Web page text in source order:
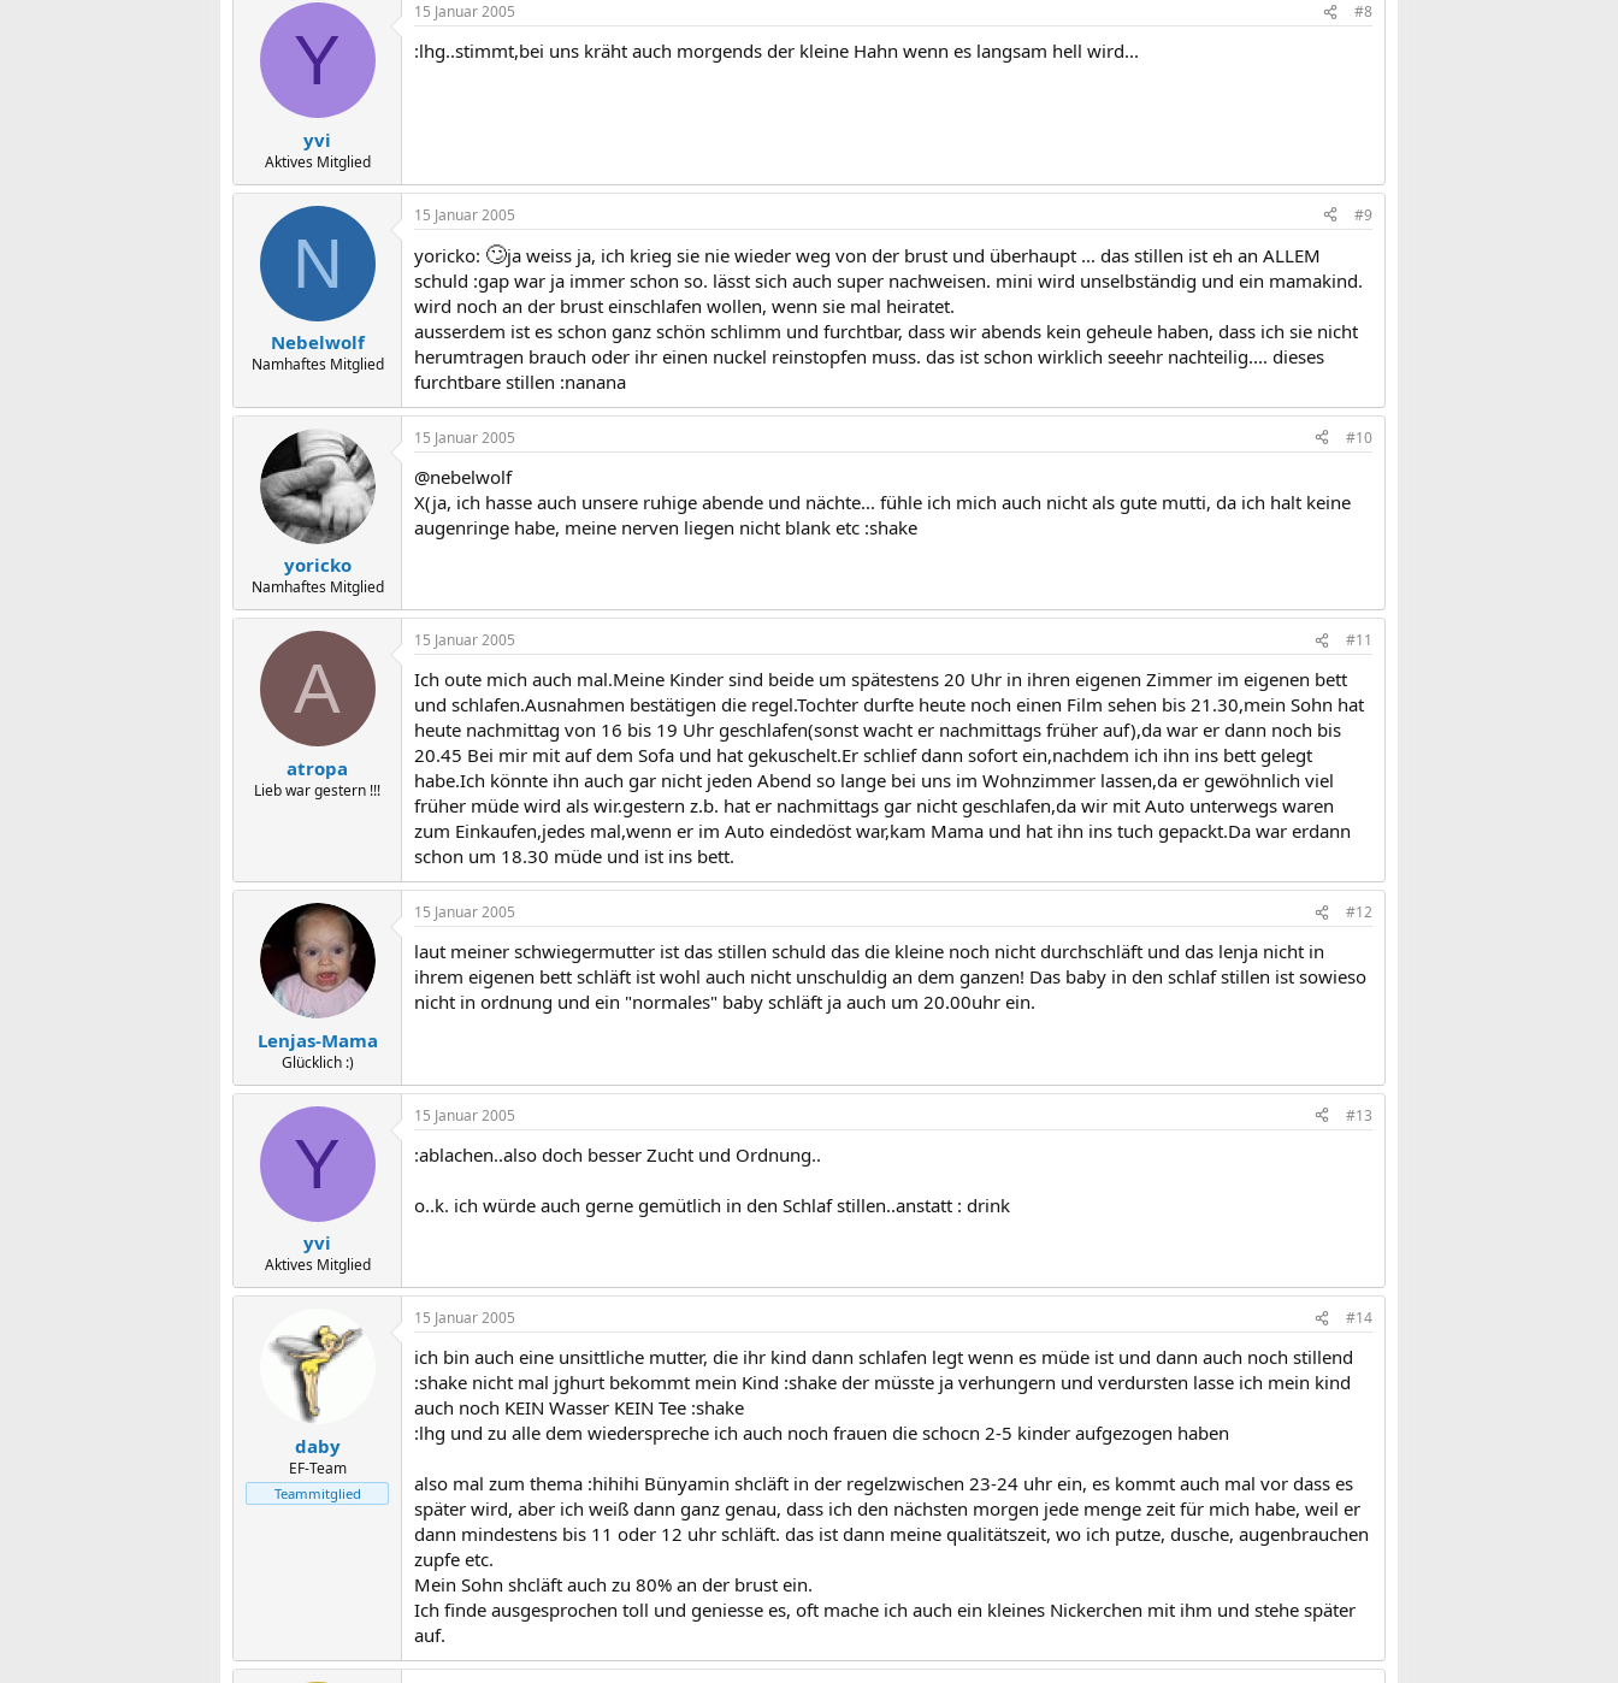
Y
yvi
Aktives Mitglied
15 Januar 2005 #8
:lhg..stimmt,bei uns kräht auch morgends der kleine Hahn wenn es langsam hell wird...
N
Nebelwolf
Namhaftes Mitglied
15 Januar 2005 #9
yoricko: 🙄ja weiss ja, ich krieg sie nie wieder weg von der brust und überhaupt ... das stillen ist eh an ALLEM
schuld :gap war ja immer schon so. lässt sich auch super nachweisen. mini wird unselbständig und ein mamakind.
wird noch an der brust einschlafen wollen, wenn sie mal heiratet.
ausserdem ist es schon ganz schön schlimm und furchtbar, dass wir abends kein geheule haben, dass ich sie nicht
herumtragen brauch oder ihr einen nuckel reinstopfen muss. das ist schon wirklich seeehr nachteilig.... dieses
furchtbare stillen :nanana
yoricko
Namhaftes Mitglied
15 Januar 2005 #10
@nebelwolf
X(ja, ich hasse auch unsere ruhige abende und nächte... fühle ich mich auch nicht als gute mutti, da ich halt keine
augenringe habe, meine nerven liegen nicht blank etc :shake
A
atropa
Lieb war gestern !!!
15 Januar 2005 #11
Ich oute mich auch mal.Meine Kinder sind beide um spätestens 20 Uhr in ihren eigenen Zimmer im eigenen bett
und schlafen.Ausnahmen bestätigen die regel.Tochter durfte heute noch einen Film sehen bis 21.30,mein Sohn hat
heute nachmittag von 16 bis 19 Uhr geschlafen(sonst wacht er nachmittags früher auf),da war er dann noch bis
20.45 Bei mir mit auf dem Sofa und hat gekuschelt.Er schlief dann sofort ein,nachdem ich ihn ins bett gelegt
habe.Ich könnte ihn auch gar nicht jeden Abend so lange bei uns im Wohnzimmer lassen,da er gewöhnlich viel
früher müde wird als wir.gestern z.b. hat er nachmittags gar nicht geschlafen,da wir mit Auto unterwegs waren
zum Einkaufen,jedes mal,wenn er im Auto eindedöst war,kam Mama und hat ihn ins tuch gepackt.Da war erdann
schon um 18.30 müde und ist ins bett.
Lenjas-Mama
Glücklich :)
15 Januar 2005 #12
laut meiner schwiegermutter ist das stillen schuld das die kleine noch nicht durchschläft und das lenja nicht in
ihrem eigenen bett schläft ist wohl auch nicht unschuldig an dem ganzen! Das baby in den schlaf stillen ist sowieso
nicht in ordnung und ein "normales" baby schläft ja auch um 20.00uhr ein.
Y
yvi
Aktives Mitglied
15 Januar 2005 #13
:ablachen..also doch besser Zucht und Ordnung..
o..k. ich würde auch gerne gemütlich in den Schlaf stillen..anstatt : drink
daby
EF-Team
Teammitglied
15 Januar 2005 #14
ich bin auch eine unsittliche mutter, die ihr kind dann schlafen legt wenn es müde ist und dann auch noch stillend
:shake nicht mal jghurt bekommt mein Kind :shake der müsste ja verhungern und verdursten lasse ich mein kind
auch noch KEIN Wasser KEIN Tee :shake
:lhg und zu alle dem wiederspreche ich auch noch frauen die schocn 2-5 kinder aufgezogen haben
also mal zum thema :hihihi Bünyamin shcläft in der regelzwischen 23-24 uhr ein, es kommt auch mal vor dass es
später wird, aber ich weiß dann ganz genau, dass ich den nächsten morgen jede menge zeit für mich habe, weil er
dann mindestens bis 11 oder 12 uhr schläft. das ist dann meine qualitätszeit, wo ich putze, dusche, augenbrauchen
zupfe etc.
Mein Sohn shcläft auch zu 80% an der brust ein.
Ich finde ausgesprochen toll und geniesse es, oft mache ich auch ein kleines Nickerchen mit ihm und stehe später
auf.